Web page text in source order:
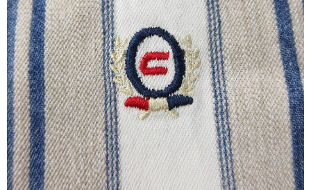
メルマガ登録
会社概要
店舗一覧
古着卸売
特定商取引法に基づく表示
プライバシーポリシー
お問い合わせ